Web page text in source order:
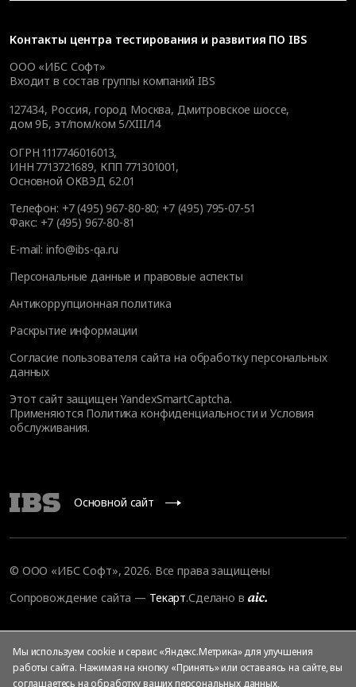
Контакты центра тестирования и развития ПО IBS
ООО «ИБС Софт»
Входит в состав группы компаний IBS
127434, Россия, город Москва, Дмитровское шоссе,
дом 9Б, эт/пом/ком 5/XIII/14
ОГРН 1117746016013,
ИНН 7713721689, КПП 771301001,
Основной ОКВЭД 62.01
Телефон: +7 (495) 967-80-80; +7 (495) 795-07-51
Факс: +7 (495) 967-80-81
E-mail: info@ibs-qa.ru
Персональные данные и правовые аспекты
Антикоррупционная политика
Раскрытие информации
Согласие пользователя сайта на обработку персональных
данных
Этот сайт защищен YandexSmartCaptcha.
Применяются Политика конфиденциальности иУсловия
обслуживания.
Основной сайт
© ООО «ИБС Софт», 2026. Все права защищены
Сопровождение сайта — Текарт.Сделано в
Мы используем cookie и сервис «Яндекс.Метрика» для улучшения
работы сайта. Нажимая на кнопку «Принять» или оставаясь на сайте, вы
соглашаетесь на обработку ваших персональных данных,